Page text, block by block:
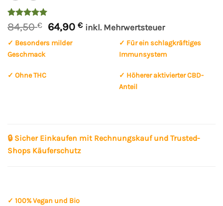
Bewertet
mit5von
5, basierend
auf
1
Kundenbewertung
84,50€
Ursprünglicher
Preis
war:
64,90€Aktueller
64,90 €.
inkl. Mehrwertsteuer
✓ Besonders milder
Geschmack
✓ Ohne THC
✓ Für ein schlagkräftiges
Immunsystem
✓ Höherer aktivierter CBD-
Anteil
🔒Sicher Einkaufen mit Rechnungskauf und Trusted-
Shops Käuferschutz
✓ 100% Vegan und Bio